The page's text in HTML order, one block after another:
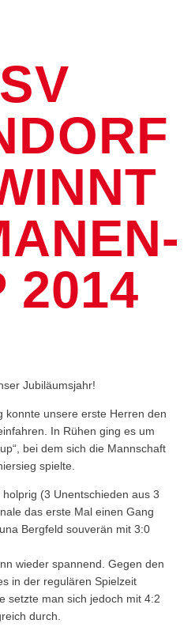
2014
Jubiläumsjahr!
konnte unsere erste Herren den
In Rühen ging es um
bei dem sich die Mannschaft
spielte.
(3 Unentschieden aus 3
das erste Mal einen Gang
Bergfeld souverän mit 3:0
wieder spannend. Gegen den
in der regulären Spielzeit
setzte man sich jedoch mit 4:2
durch.